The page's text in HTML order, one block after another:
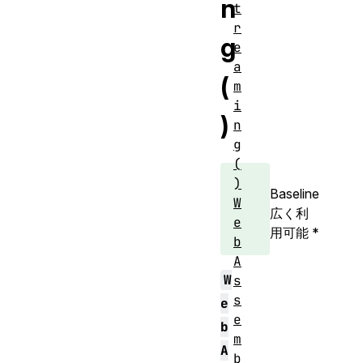
n
g
(
)
Baseline
広く利
用可能 *
W
e
b
A
t
r
e
a
m
i
n
g
(
)
W
e
b
A
s
s
e
m
b